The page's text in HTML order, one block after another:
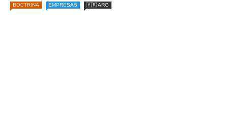
DOCTRINA EMPRESAS 🇦🇷 ARG